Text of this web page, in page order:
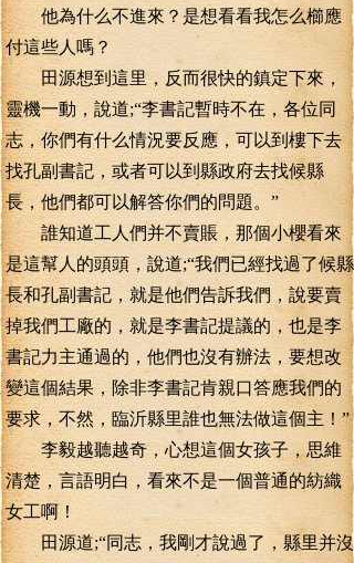
他為什么不進來？是想看看我怎么櫛應
付這些人嗎？
田源想到這里，反而很快的鎮定下來，
靈機一動，說道;“李書記暫時不在，各位同
志，你們有什么情況要反應，可以到樓下去
找孔副書記，或者可以到縣政府去找候縣
長，他們都可以解答你們的問題。”
誰知道工人們并不賣賬，那個小櫻看來
是這幫人的頭頭，說道;“我們已經找過了候縣
長和孔副書記，就是他們告訴我們，說要賣
掉我們工廠的，就是李書記提議的，也是李
書記力主通過的，他們也沒有辦法，要想改
變這個結果，除非李書記肯親口答應我們的
要求，不然，臨沂縣里誰也無法做這個主！”
李毅越聽越奇，心想這個女孩子，思維
清楚，言語明白，看來不是一個普通的紡織
女工啊！
田源道;“同志，我剛才說過了，縣里并沒